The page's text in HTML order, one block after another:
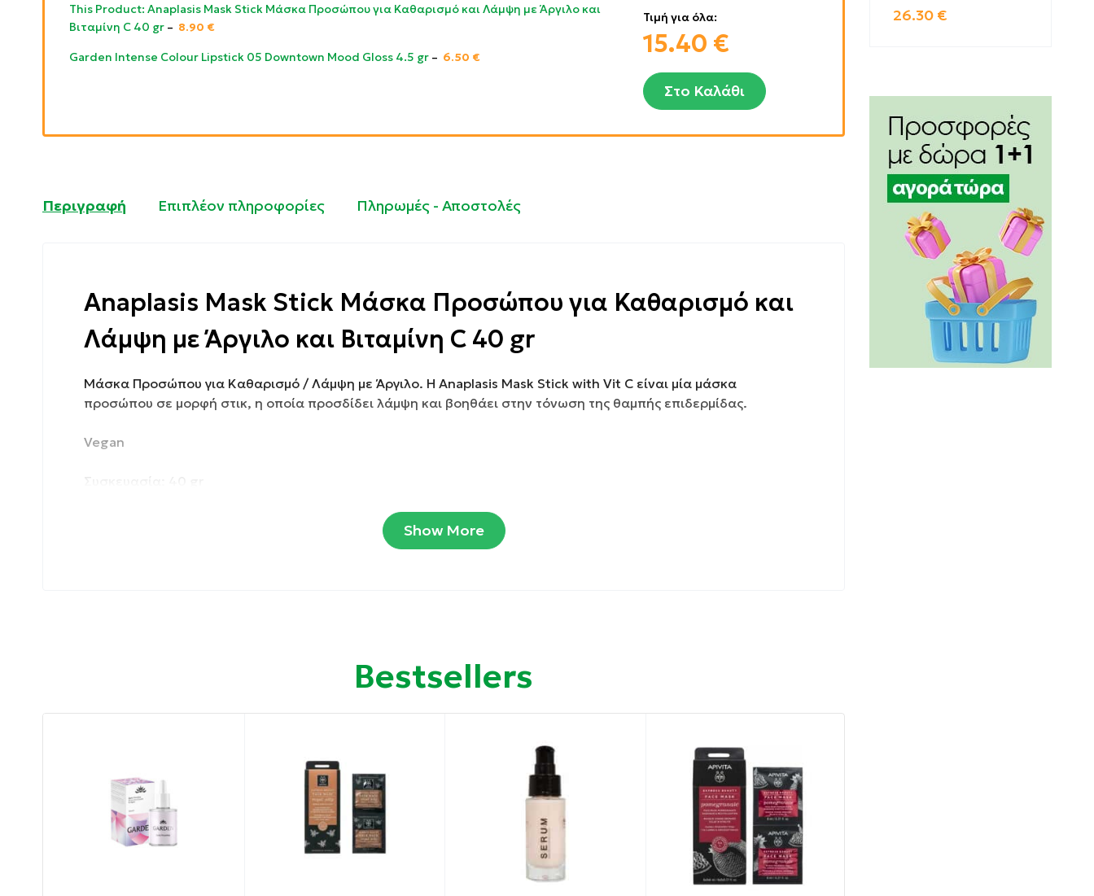
Τιμή για όλα:
15.40 €
Στο Καλάθι
This Product: Anaplasis Mask Stick Μάσκα Προσώπου για Καθαρισμό και Λάμψη με Άργιλο και
Βιταμίνη C 40 gr – 8.90 €
Garden Intense Colour Lipstick 05 Downtown Mood Gloss 4.5 gr – 6.50 €
Περιγραφή Επιπλέον πληροφορίες Πληρωμές - Αποστολές
Anaplasis Mask Stick Μάσκα Προσώπου για Καθαρισμό και
Λάμψη με Άργιλο και Βιταμίνη C 40 gr
Μάσκα Προσώπου για Καθαρισμό / Λάμψη με Άργιλο. Η Anaplasis Mask Stick with Vit C είναι μία μάσκα
προσώπου σε μορφή στικ, η οποία προσδίδει λάμψη και βοηθάει στην τόνωση της θαμπής επιδερμίδας.
Vegan
Αφαιρεί αποτελεσματικά τυχόν ρύπους.
Οδηγίες χρήσης:
Εφαρμόζετε επαρκή ποσότητα σε καθαρή και στεγνή επιδερμίδα. Αφήνετε για 5-8 λεπτά. Ξεπλένετε με χλιαρό
νερό κάνοντας μασάζ. Απολαμβάνετε επιδερμίδα φανερά πιο καθαρή, λαμπερή και ξεκούραστη.
Show More
Bestsellers
26.30 €